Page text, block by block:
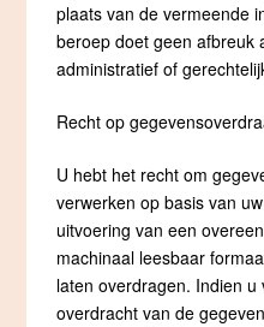
plaats van de vermeende
beroep doet geen afbreuk
administratief of
Recht op
U hebt het recht om
verwerken op basis van
uitvoering van een
machinaal leesbaar
laten overdragen. Indien
overdracht van de